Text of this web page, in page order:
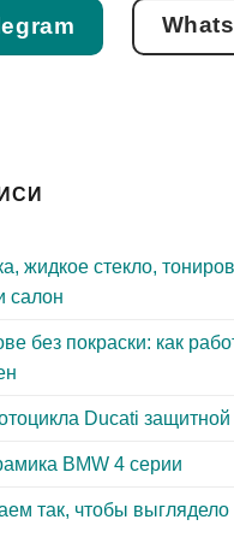
жидкое стекло,
салон
без покраски: как
Ducati защитной
BMW 4 серии
так, чтобы выглядело